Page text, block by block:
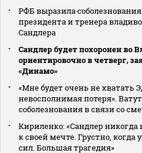
РФБ выразила
президента и тренера
Сандлера
Сандлер будет похоронен во
ориентировочно в четверг,
«Динамо»
«Мне будет очень не хватать
невосполнимая потеря».
соболезнования в связи со
Кириленко: «Сандлер никогда
к своей мечте. Грустно, когда
сил. Большая трагедия»